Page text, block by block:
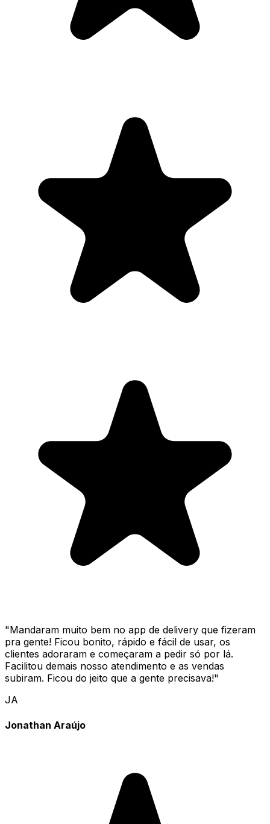
"Mandaram muito bem no app de delivery que fizeram
pra gente! Ficou bonito, rápido e fácil de usar, os
clientes adoraram e começaram a pedir só por lá.
Facilitou demais nosso atendimento e as vendas
subiram. Ficou do jeito que a gente precisava!"
JA
Jonathan Araújo